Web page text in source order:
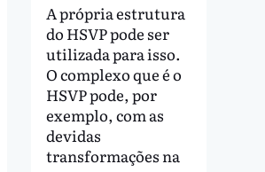
A própria estrutura
do HSVP pode ser
utilizada para isso.
O complexo que é o
HSVP pode, por
exemplo, com as
devidas
transformações na